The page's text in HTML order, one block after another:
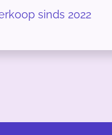
sinds 2022